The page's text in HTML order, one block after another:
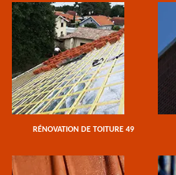
RÉNOVATION DE TOITURE 49